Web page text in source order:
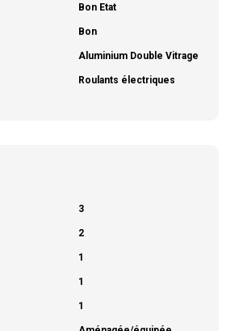
Bon Etat
Bon
Aluminium Double Vitrage
Roulants électriques
3
2
1
1
1